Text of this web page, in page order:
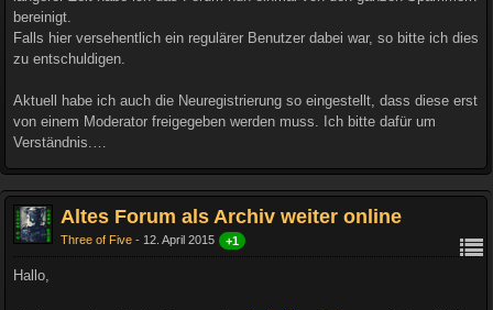
bereinigt.
Falls hier versehentlich ein regulärer Benutzer dabei war, so bitte ich dies
zu entschuldigen.
Aktuell habe ich auch die Neuregistrierung so eingestellt, dass diese erst
von einem Moderator freigegeben werden muss. Ich bitte dafür um
Verständnis.…
Altes Forum als Archiv weiter online
Three of Five 12. April 2015 +1
Hallo,